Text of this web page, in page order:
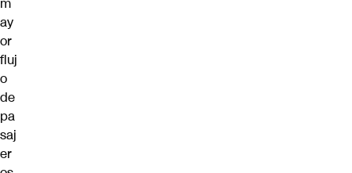
ay
or
fluj
o
de
pa
saj
er